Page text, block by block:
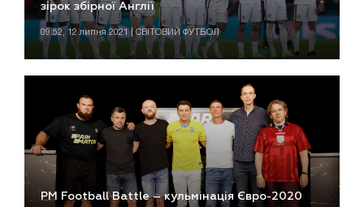
зірок збірної Англії
09:52, 12 липня 2021 | СВІТОВИЙ ФУТБОЛ
PM Football Battle – кульмінація Євро-2020